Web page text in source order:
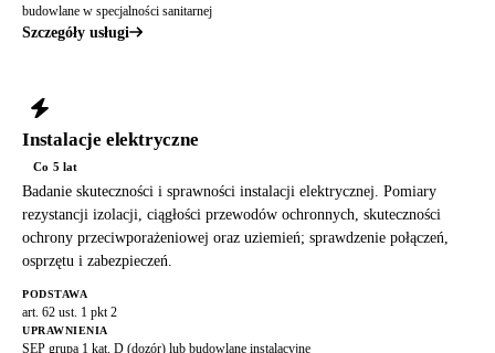
budowlane w specjalności sanitarnej
Szczegóły usługi
Instalacje elektryczne
Co 5 lat
Badanie skuteczności i sprawności instalacji elektrycznej. Pomiary
rezystancji izolacji, ciągłości przewodów ochronnych, skuteczności
ochrony przeciwporażeniowej oraz uziemień; sprawdzenie połączeń,
osprzętu i zabezpieczeń.
PODSTAWA
art. 62 ust. 1 pkt 2
UPRAWNIENIA
SEP grupa 1 kat. D (dozór) lub budowlane instalacyjne